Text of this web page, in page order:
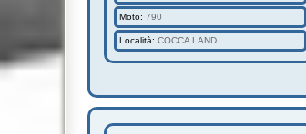
Moto: 790
Località: COCCA LAND